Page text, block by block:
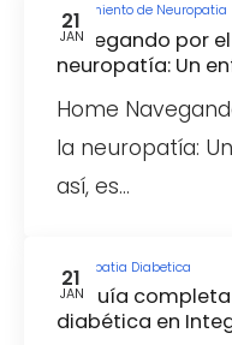
21
JAN
Tratamiento de Neuropatia
Navegando por
neuropatía: Un
Home
la neuropatía:
así, es…
21
JAN
Neuropatia Diabetica
Su guía
diabética en